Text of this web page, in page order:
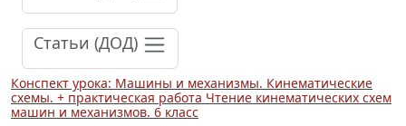
Статьи (ДОД)
Конспект урока: Машины и механизмы. Кинематические
схемы. + практическая работа Чтение кинематических схем
машин и механизмов. 6 класс